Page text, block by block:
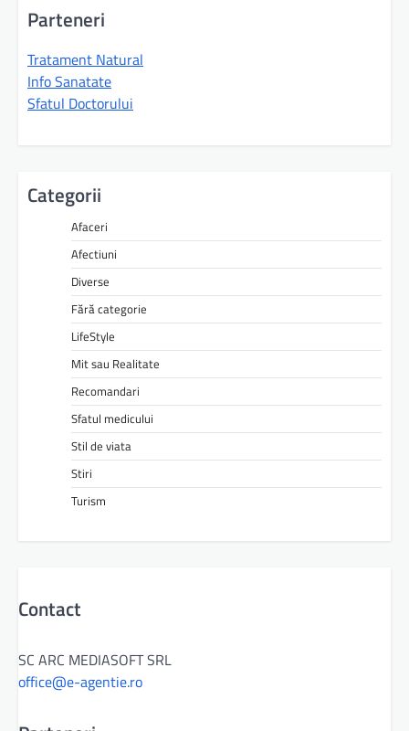
Parteneri
Tratament Natural
Info Sanatate
Sfatul Doctorului
Categorii
Afaceri
Afectiuni
Diverse
Fără categorie
LifeStyle
Mit sau Realitate
Recomandari
Sfatul medicului
Stil de viata
Stiri
Turism
Contact
SC ARC MEDIASOFT SRL
office@e-agentie.ro